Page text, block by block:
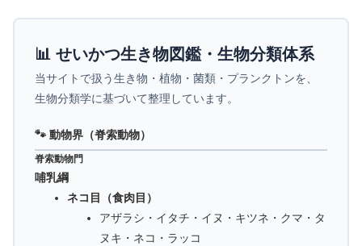
📊 せいかつ生き物図鑑・生物分類体系
当サイトで扱う生き物・植物・菌類・プランクトンを、
生物分類学に基づいて整理しています。
🐾 動物界（脊索動物）
脊索動物門
哺乳綱
ネコ目（食肉目）
アザラシ・イタチ・イヌ・キツネ・クマ・タ
ヌキ・ネコ・ラッコ